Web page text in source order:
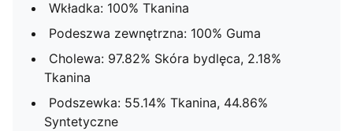
Wkładka: 100% Tkanina
Podeszwa zewnętrzna: 100% Guma
Cholewa: 97.82% Skóra bydlęca, 2.18%
Tkanina
Podszewka: 55.14% Tkanina, 44.86%
Syntetyczne